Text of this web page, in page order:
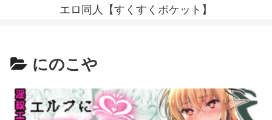
エロ同人【すくすくポケット】
にのこや